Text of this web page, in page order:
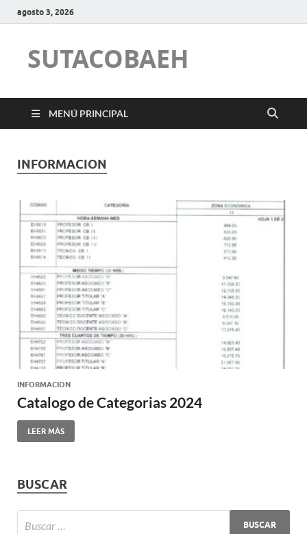
agosto 3, 2026
SUTACOBAEH
MENÚ PRINCIPAL
INFORMACION
INFORMACION
Catalogo de Categorias 2024
LEER MÁS
BUSCAR